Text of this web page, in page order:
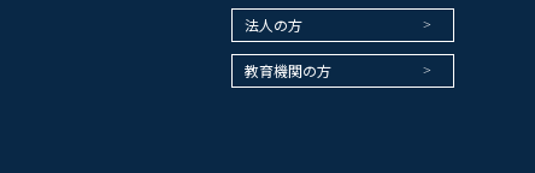
法人の方
教育機関の方